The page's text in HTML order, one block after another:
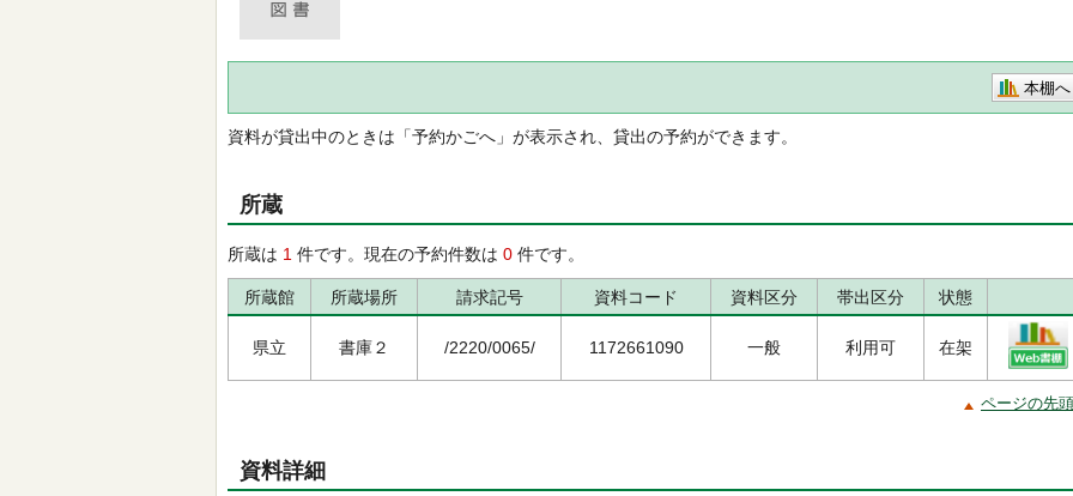
本棚へ
資料が貸出中のときは「予約かごへ」が表示され、貸出の予約ができます。
所蔵
所蔵は 1 件です。現在の予約件数は 0 件です。
所蔵館 所蔵場所 請求記号 資料コード 資料区分 帯出区分 状態
県立 書庫２ /2220/0065/ 1172661090 一般 利用可 在架
ページの先
資料詳細